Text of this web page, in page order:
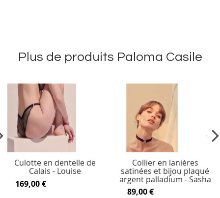
Plus de produits Paloma Casile
Culotte en dentelle de
Calais - Louise
169,00 €
Collier en lanières
satinées et bijou plaqué
argent palladium - Sasha
89,00 €